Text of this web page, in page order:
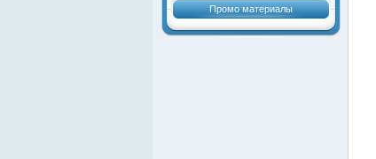
Промо материалы